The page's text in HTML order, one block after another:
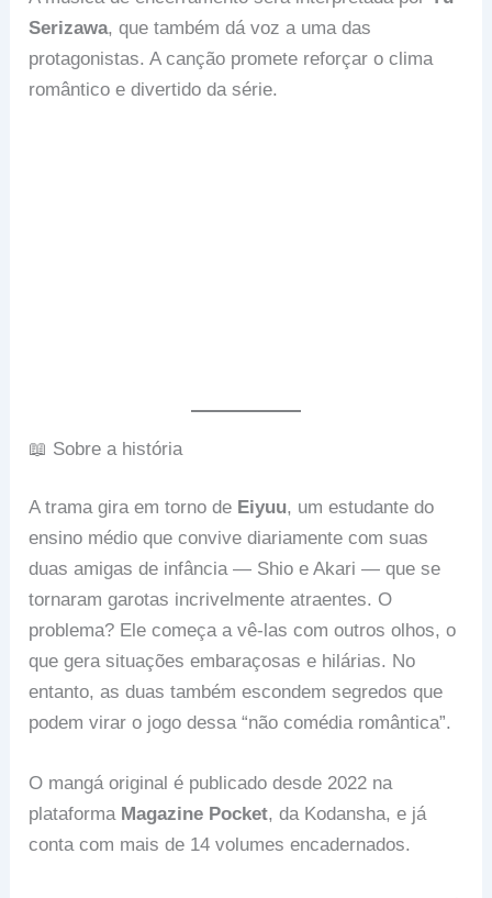
Serizawa, que também dá voz a uma das
protagonistas. A canção promete reforçar o clima
romântico e divertido da série.
📖 Sobre a história
A trama gira em torno de Eiyuu, um estudante do
ensino médio que convive diariamente com suas
duas amigas de infância — Shio e Akari — que se
tornaram garotas incrivelmente atraentes. O
problema? Ele começa a vê-las com outros olhos, o
que gera situações embaraçosas e hilárias. No
entanto, as duas também escondem segredos que
podem virar o jogo dessa “não comédia romântica”.
O mangá original é publicado desde 2022 na
plataforma Magazine Pocket, da Kodansha, e já
conta com mais de 14 volumes encadernados.